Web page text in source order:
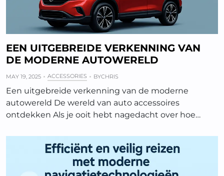
EEN UITGEBREIDE VERKENNING VAN
DE MODERNE AUTOWERELD
MAY 19, 2025 ACCESSORIES BYCHRIS
Een uitgebreide verkenning van de moderne
autowereld De wereld van auto accessoires
ontdekken Als je ooit hebt nagedacht over hoe…